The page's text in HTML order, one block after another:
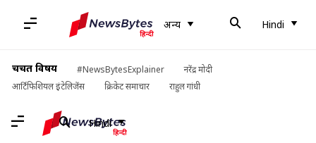
अन्य Hindi
चर्चित विषय #NewsBytesExplainer
नरेंद्र मोदी
आर्टिफिशियल इंटेलिजेंस
क्रिकेट समाचार राहुल गांधी
Hindi